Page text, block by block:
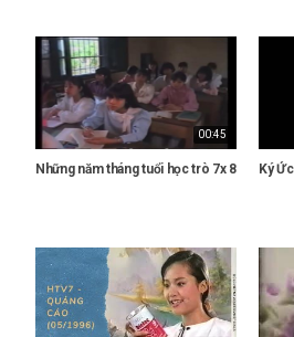
00:45
Những năm tháng tuổi học trò 7x 8x 9x Ký